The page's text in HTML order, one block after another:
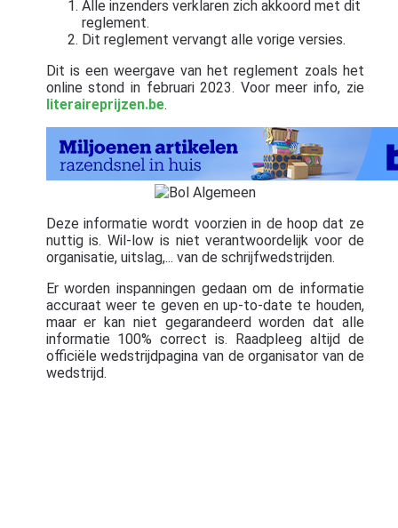
Alle inzenders verklaren zich akkoord met dit
reglement.
Dit reglement vervangt alle vorige versies.
Dit is een weergave van het reglement zoals het
online stond in februari 2023. Voor meer info, zie
literaireprijzen.be.
Deze informatie wordt voorzien in de hoop dat ze
nuttig is. Wil-low is niet verantwoordelijk voor de
organisatie, uitslag,... van de schrijfwedstrijden.
Er worden inspanningen gedaan om de informatie
accuraat weer te geven en up-to-date te houden,
maar er kan niet gegarandeerd worden dat alle
informatie 100% correct is. Raadpleeg altijd de
officiële wedstrijdpagina van de organisator van de
wedstrijd.